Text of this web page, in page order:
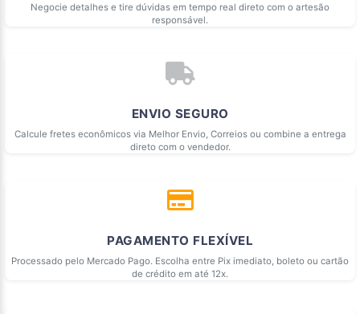
Negocie detalhes e tire dúvidas em tempo real direto com o artesão
responsável.
ENVIO SEGURO
Calcule fretes econômicos via Melhor Envio, Correios ou combine a entrega
direto com o vendedor.
PAGAMENTO FLEXÍVEL
Processado pelo Mercado Pago. Escolha entre Pix imediato, boleto ou cartão
de crédito em até 12x.